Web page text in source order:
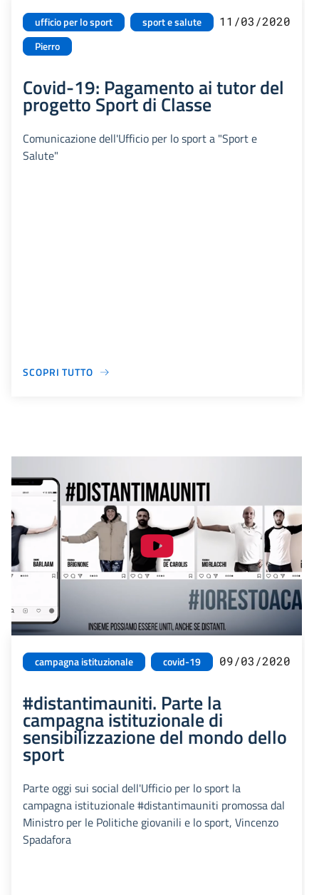
ufficio per lo sport
sport e salute
Pierro
11/03/2020
Covid-19: Pagamento ai tutor del
progetto Sport di Classe
Comunicazione dell'Ufficio per lo sport a "Sport e
Salute"
SCOPRI TUTTO
campagna istituzionale covid-19 09/03/2020
#distantimauniti. Parte la
campagna istituzionale di
sensibilizzazione del mondo dello
sport
Parte oggi sui social dell'Ufficio per lo sport la
campagna istituzionale #distantimauniti promossa dal
Ministro per le Politiche giovanili e lo sport, Vincenzo
Spadafora